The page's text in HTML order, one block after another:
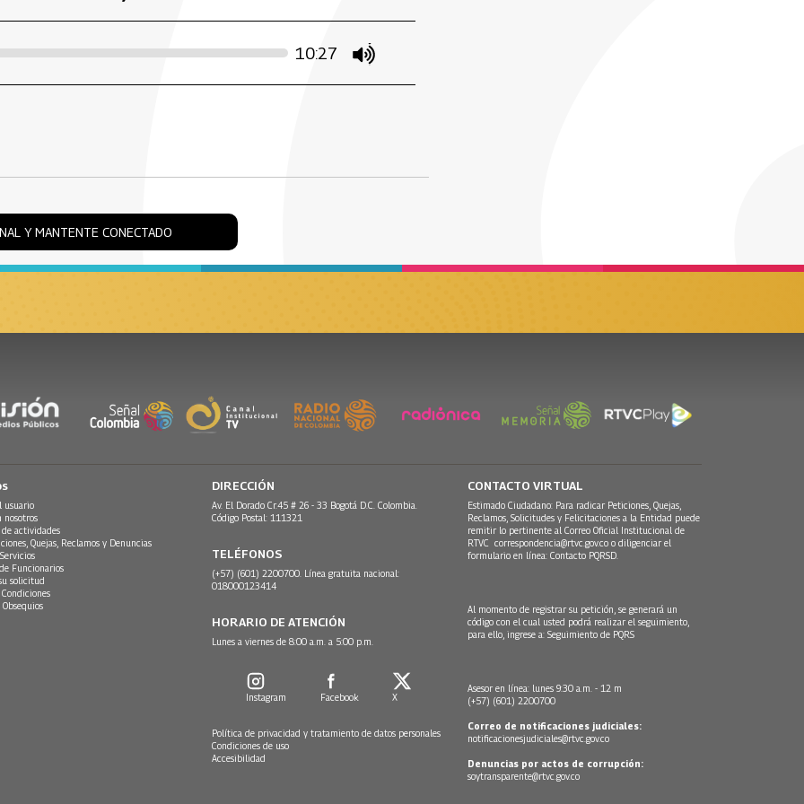
mute
10:27
Y MANTENTE CONECTADO
usuario
nosotros
actividades
Quejas, Reclamos y Denuncias
Funcionarios
solicitud
DIRECCIÓN
Av. El Dorado Cr.45 # 26 - 33 Bogotá D.C. Colombia.
Código Postal: 111321
TELÉFONOS
(+57) (601) 2200700. Línea gratuita nacional:
018000123414
HORARIO DE ATENCIÓN
Lunes a viernes de 8:00 a.m. a 5:00 p.m.
Instagram Facebook X
Política de privacidad y tratamiento de datos personales
Condiciones de uso
Accesibilidad
CONTACTO VIRTUAL
Estimado Ciudadano: Para radicar Peticiones, Quejas,
Reclamos, Solicitudes y Felicitaciones a la Entidad puede
remitir lo pertinente al Correo Oficial Institucional de
RTVC correspondencia@rtvc.gov.co o diligenciar el
formulario en línea: Contacto PQRSD.
Al momento de registrar su petición, se generará un
código con el cual usted podrá realizar el seguimiento,
para ello, ingrese a: Seguimiento de PQRS
Asesor en línea: lunes 9:30 a.m. - 12 m
(+57) (601) 2200700
Correo de notificaciones judiciales:
notificacionesjudiciales@rtvc.gov.co
Denuncias por actos de corrupción:
soytransparente@rtvc.gov.co